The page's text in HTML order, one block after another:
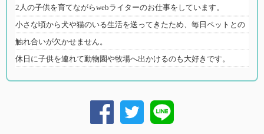
2人の子供を育てながらwebライターのお仕事をしています。
小さな頃から犬や猫のいる生活を送ってきたため、毎日ペットとの
触れ合いが欠かせません。
休日に子供を連れて動物園や牧場へ出かけるのも大好きです。